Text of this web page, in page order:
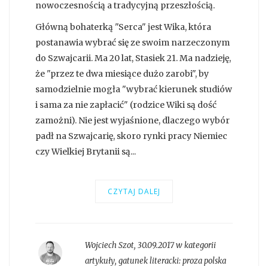
nowoczesnością a tradycyjną przeszłością.
Główną bohaterką "Serca" jest Wika, która
postanawia wybrać się ze swoim narzeczonym
do Szwajcarii. Ma 20 lat, Stasiek 21. Ma nadzieję,
że "przez te dwa miesiące dużo zarobi", by
samodzielnie mogła "wybrać kierunek studiów
i sama za nie zapłacić" (rodzice Wiki są dość
zamożni). Nie jest wyjaśnione, dlaczego wybór
padł na Szwajcarię, skoro rynki pracy Niemiec
czy Wielkiej Brytanii są...
CZYTAJ DALEJ
Wojciech Szot, 30.09.2017 w kategorii
artykuły, gatunek literacki:proza polska